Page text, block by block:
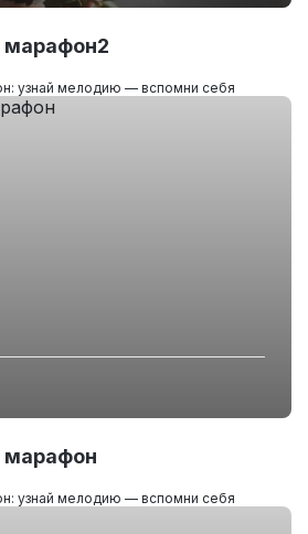
узнай мелодию — вспомни себя
марафон
узнай мелодию — вспомни себя